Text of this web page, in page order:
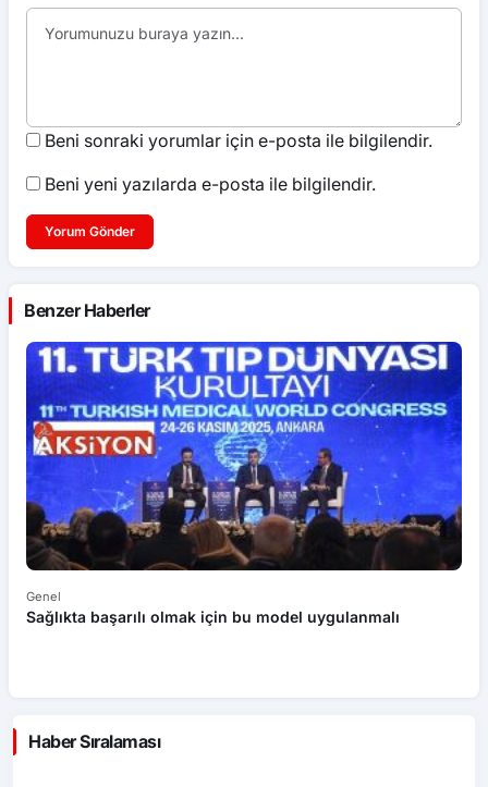
Beni sonraki yorumlar için e-posta ile bilgilendir.
Beni yeni yazılarda e-posta ile bilgilendir.
Yorum Gönder
Benzer Haberler
Genel
Sağlıkta başarılı olmak için bu model uygulanmalı
Haber Sıralaması